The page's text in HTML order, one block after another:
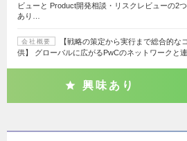
ビューと Product開発相談・リスクレビューの2
あり…
会社概要
【戦略の策定から実行まで総合的な
供】 グローバルに広がるPwCのネットワークと
興味あり